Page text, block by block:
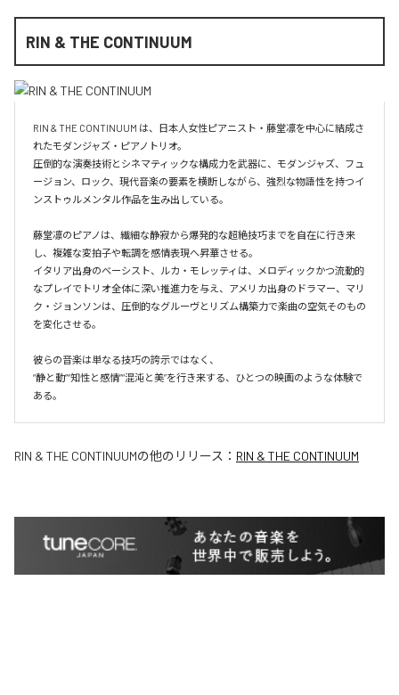
RIN & THE CONTINUUM
RIN & THE CONTINUUM は、日本人女性ピアニスト・藤堂凛を中心に結成さ
れたモダンジャズ・ピアノトリオ。
圧倒的な演奏技術とシネマティックな構成力を武器に、モダンジャズ、フュ
ージョン、ロック、現代音楽の要素を横断しながら、強烈な物語性を持つイ
ンストゥルメンタル作品を生み出している。
藤堂凛のピアノは、繊細な静寂から爆発的な超絶技巧までを自在に行き来
し、複雑な変拍子や転調を感情表現へ昇華させる。
イタリア出身のベーシスト、ルカ・モレッティは、メロディックかつ流動的
なプレイでトリオ全体に深い推進力を与え、アメリカ出身のドラマー、マリ
ク・ジョンソンは、圧倒的なグルーヴとリズム構築力で楽曲の空気そのもの
を変化させる。
彼らの音楽は単なる技巧の誇示ではなく、
“静と動”“知性と感情”“混沌と美”を行き来する、ひとつの映画のような体験で
ある。
RIN & THE CONTINUUMの他のリリース： RIN & THE CONTINUUM